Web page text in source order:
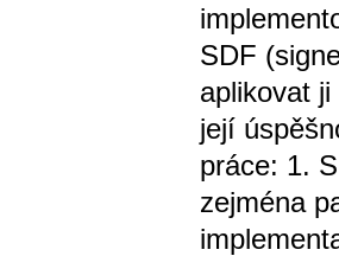
SDF
aplikovat
její
práce: 1.
zejména